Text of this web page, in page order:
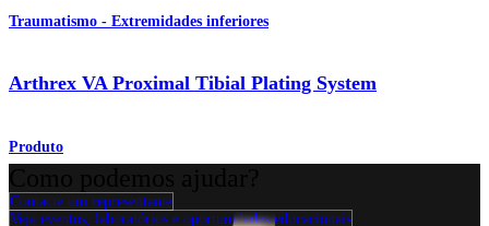
Traumatismo - Extremidades inferiores
Arthrex VA Proximal Tibial Plating System
Produto
Contacte um representante
Veja eventos, laboratórios e oportunidades educacionais